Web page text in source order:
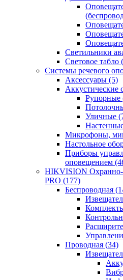
Светильники
Световое табло
Системы речевого
Аксессуары (5)
Аккустические
Рупорные
Уличные
Микрофоны,
Настольное
Приборы
оповещением
HIKVISION Охранно-
PRO (177)
Беспроводная
Проводная (34)